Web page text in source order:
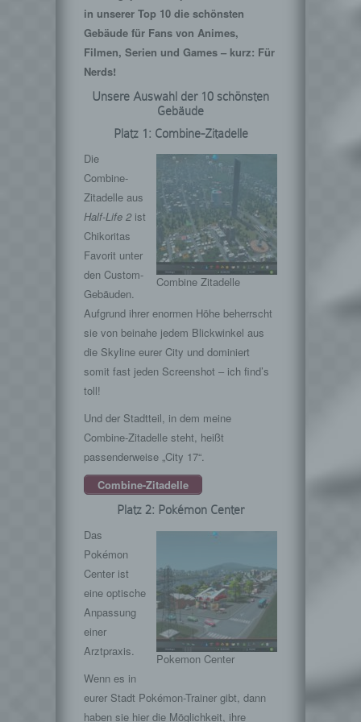
in unserer Top 10 die schönsten
Gebäude für Fans von Animes,
Filmen, Serien und Games – kurz: Für
Nerds!
Unsere Auswahl der 10 schönsten
Gebäude
Platz 1: Combine-Zitadelle
Combine Zitadelle
Die
Combine-
Zitadelle aus
Half-Life 2ist
Chikoritas
Favorit unter
den Custom-
Gebäuden.
Aufgrund ihrer enormen Höhe beherrscht
sie von beinahe jedem Blickwinkel aus
die Skyline eurer City und dominiert
somit fast jeden Screenshot – ich find’s
toll!
Und der Stadtteil, in dem meine
Combine-Zitadelle steht, heißt
passenderweise „City 17“.
Combine-Zitadelle
Platz 2: Pokémon Center
Pokemon Center
Das
Pokémon
Center ist
eine optische
Anpassung
einer
Arztpraxis.
Wenn es in
eurer Stadt Pokémon-Trainer gibt, dann
haben sie hier die Möglichkeit, ihre